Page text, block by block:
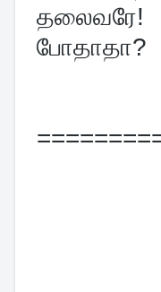
தலைவரே!
போதாதா?